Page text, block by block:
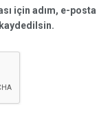
için adım, e-posta